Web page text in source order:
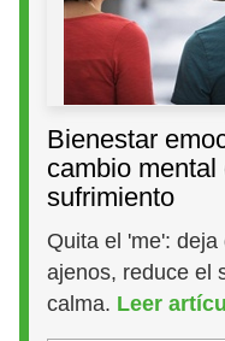
Bienestar
cambio
sufrimiento
Quita el 'me':
ajenos, reduce el
calma. Leer